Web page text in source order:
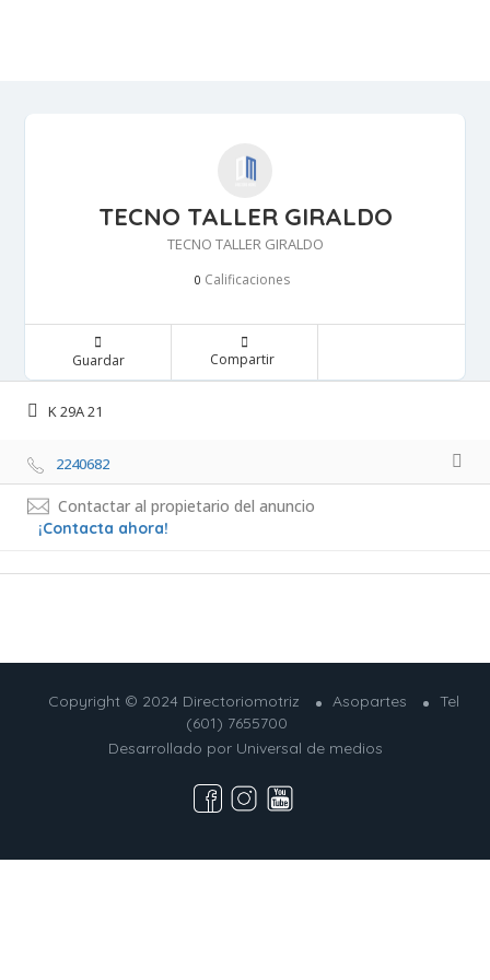
TECNO TALLER GIRALDO
TECNO TALLER GIRALDO
0 Calificaciones
Guardar Compartir
K 29A 21
2240682
Contactar al propietario del anuncio
¡Contacta ahora!
Copyright © 2024 Directoriomotriz Asopartes
Tel
(601) 7655700
Desarrollado por Universal de medios